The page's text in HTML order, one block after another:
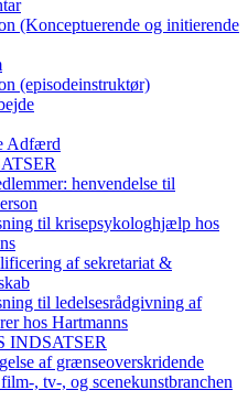
(Konceptuerende og initierende
(episodeinstruktør)
Adfærd
henvendelse til
til krisepsykologhjælp hos
af sekretariat &
til ledelsesrådgivning af
hos Hartmanns
INDSATSER
af grænseoverskridende
, tv-, og scenekunstbranchen